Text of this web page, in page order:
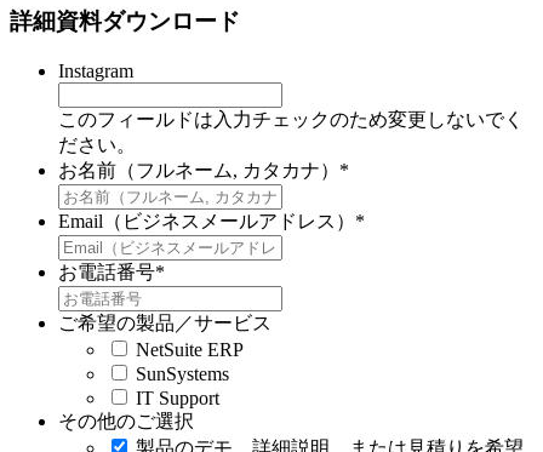
詳細資料ダウンロード
Instagram
このフィールドは入力チェックのため変更しないでく
ださい。
お名前（フルネーム, カタカナ） *
Email（ビジネスメールアドレス） *
お電話番号*
ご希望の製品／サービス
NetSuite ERP
SunSystems
IT Support
その他のご選択
製品のデモ、詳細説明、または見積りを希望